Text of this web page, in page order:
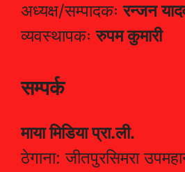
अध्यक्ष/सम्पादकःरन्जन
व्यवस्थापकःरुपम कुमारी
सम्पर्क
माया मिडिया प्रा.ली.
ठेगाना: जीतपुरसिमरा